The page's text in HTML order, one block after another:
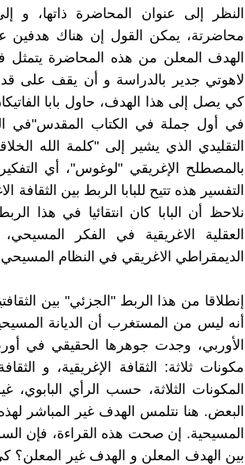
النظر إلى عنوان المحاضرة ذاتها، و
محاضرتة، يمكن القول إن هناك هدفين
الهدف المعلن من هذه المحاضرة يتمثل
لاهوتي جدير بالدراسة و أن يقف على قدم
كي يصل إلى هذا الهدف، حاول بابا
في أول جملة في الكتاب المقدس"في
التقليدي الذي يشير إلى "كلمة الله
بالمصطلح الإغريقي "لوغوس"، أي
التفسير هذه تتيح للبابا الربط بين الثقافة
نلاحظ أن البابا كان انتقائيا في هذا
العقلية الاغريقية في الفكر
الديمقراطي الاغريقي في النظام المسيحي
إنطلاقا من هذا الربط "الجزئي" بين
أنه ليس من المستغرب أن الديانة
الأوربي، وجدت جوهرها الحقيقي في
مكونات ثلاثة: الثقافة الإغريقية، و
المكونات الثلاثة، حسب الرأي البابوي،
البعض. هنا نتلمس الهدف غير المباشر
المسيحية. إن صحت هذه القراءة، فإن
بين الهدف المعلن و الهدف غير المعلن؟